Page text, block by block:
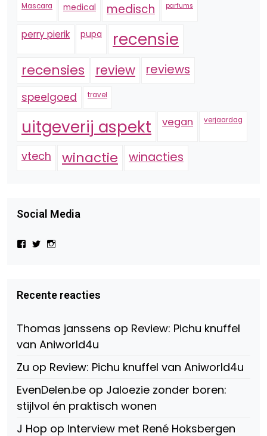
Mascara medical medisch parfums
perry pierik pupa recensie
recensies review reviews
speelgoed travel
uitgeverij aspekt vegan verjaardag
vtech winactie winacties
Social Media
Bekijk
Beauty-
147775071915783/?
Facebook
Bekijk
op
Twitter
op
Instagram
Recente reacties
Thomas janssens op Review: Pichu knuffel
van Aniworld4u
Zu op Review: Pichu knuffel van Aniworld4u
EvenDelen.be op Jaloezie zonder boren:
stijlvol én praktisch wonen
J Hop op Interview met René Hoksbergen